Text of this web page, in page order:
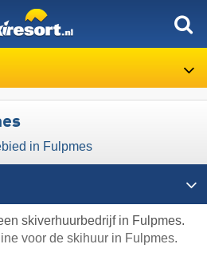
in Fulpmes
skiverhuurbedrijf in Fulpmes.
voor de skihuur in Fulpmes.